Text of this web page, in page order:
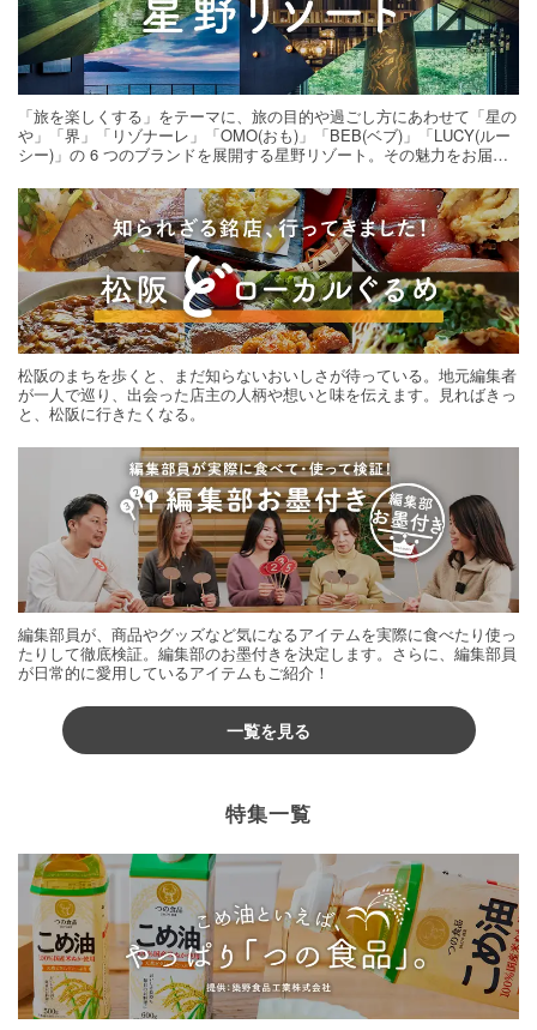
「旅を楽しくする」をテーマに、旅の目的や過ごし方にあわせて「星の
や」「界」「リゾナーレ」「OMO(おも)」「BEB(ベブ)」「LUCY(ルー
シー)」の 6 つのブランドを展開する星野リゾート。その魅力をお届け
松阪のまちを歩くと、まだ知らないおいしさが待っている。地元編集者
が一人で巡り、出会った店主の人柄や想いと味を伝えます。見ればきっ
と、松阪に行きたくなる。
編集部員が、商品やグッズなど気になるアイテムを実際に食べたり使っ
たりして徹底検証。編集部のお墨付きを決定します。さらに、編集部員
が日常的に愛用しているアイテムもご紹介！
一覧を見る
特集一覧